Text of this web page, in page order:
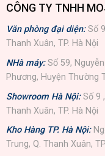
CÔNG TY TNHH
Văn phòng đại diện:Số 9
Thanh Xuân, TP. Hà Nội
NHà máy: Số 59,
Phương, Huyện Thường
Showroom Hà Nội: Số 9
Thanh Xuân, TP. Hà Nội
Kho Hàng TP. Hà Nội:
Trung, Q. Thanh Xuân,